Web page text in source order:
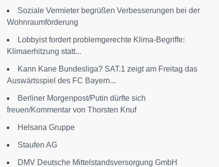
Soziale Vermieter begrüßen Verbesserungen bei der
Wohnraumförderung
Lobbyist fordert problemgerechte Klima-Begriffe:
Klimaerhitzung statt...
Kann Kane Bundesliga? SAT.1 zeigt am Freitag das
Auswärtsspiel des FC Bayern...
Berliner Morgenpost/Putin dürfte sich
freuen/Kommentar von Thorsten Knuf
Helsana Gruppe
Staufen AG
DMV Deutsche Mittelstandsversorgung GmbH